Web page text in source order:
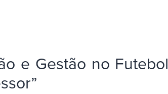
e Gestão no